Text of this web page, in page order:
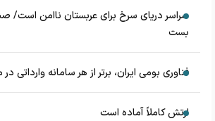
سراسر دریای سرخ برای عربستان ناامن است/
بست
فناوری بومی ایران، برتر از هر سامانه وارداتی
ارتش کاملاً آماده است